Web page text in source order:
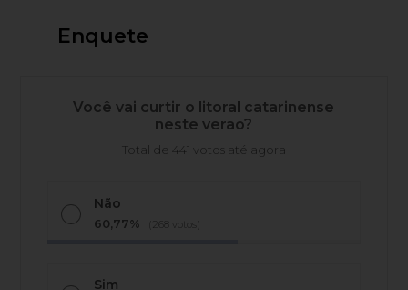
Enquete
Você vai curtir o litoral catarinense
neste verão?
Total de 441 votos até agora
Não
60,77% (268 votos)
Sim